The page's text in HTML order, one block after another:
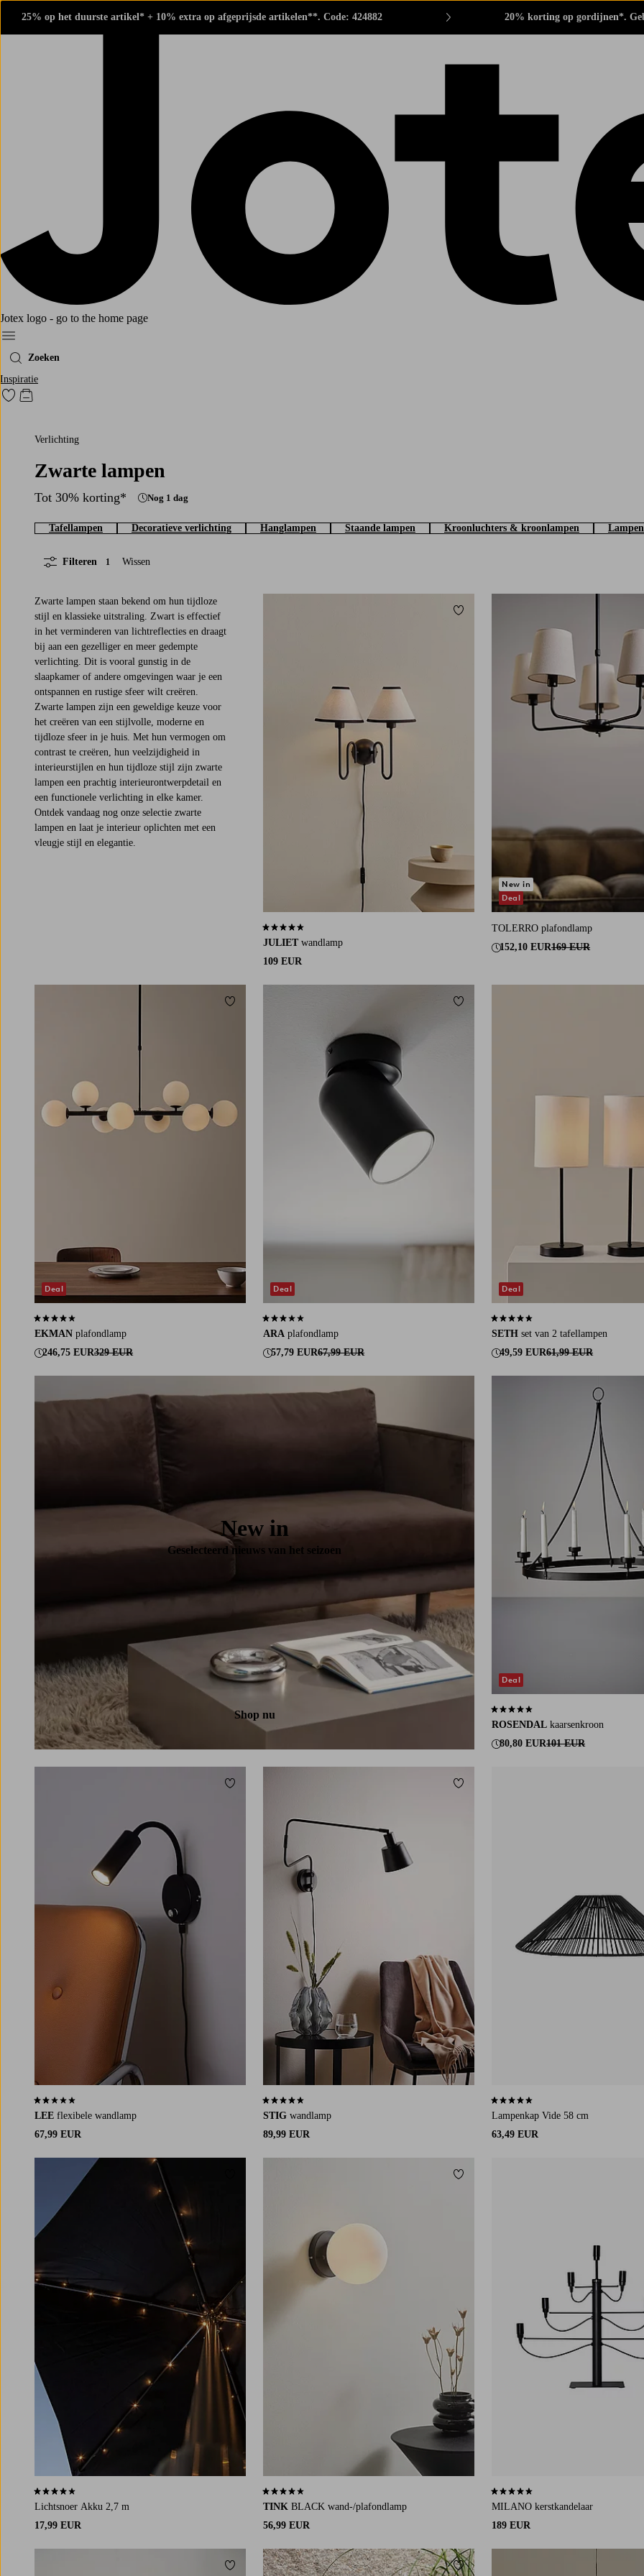
25% op het duurste artikel* + 10% extra op afgeprijsde artikelen**. Code: 424882 20% korting op gordijnen*.
Jotex logo - go to the home page
Menu
Zoeken
Inspiratie
Ga naar favoriet gemarkeerde producten
Go to checkout
Verlichting
Zwarte lampen
Tot 30% korting* Nog 1 dag
Tafellampen Decoratieve verlichting Hanglampen Staande lampen Kroonluchters & kroonlampen
Filteren 1 Wissen
Zwarte lampen staan bekend om hun tijdloze
stijl en klassieke uitstraling. Zwart is effectief
in het verminderen van lichtreflecties en draagt
bij aan een gezelliger en meer gedempte
verlichting. Dit is vooral gunstig in de
slaapkamer of andere omgevingen waar je een
ontspannen en rustige sfeer wilt creëren.
Zwarte lampen zijn een geweldige keuze voor
het creëren van een stijlvolle, moderne en
tijdloze sfeer in je huis. Met hun vermogen om
contrast te creëren, hun veelzijdigheid in
interieurstijlen en hun tijdloze stijl zijn zwarte
lampen een prachtig interieurontwerpdetail en
een functionele verlichting in elke kamer.
Ontdek vandaag nog onze selectie zwarte
lampen en laat je interieur oplichten met een
vleugje stijl en elegantie.
JULIET wandlamp
109 EUR
4,3 op basis van 14 beoordelingen
Toevoegen aan favorieten
TOLERRO plafondlamp
152,10 EUR169 EUR
New in
Deal
EKMAN plafondlamp
246,75 EUR329 EUR
4,2 op basis van 6 beoordelingen
Deal
Toevoegen aan favorieten
ARA plafondlamp
57,79 EUR67,99 EUR
3,0 op basis van 2 beoordelingen
Deal
Toevoegen aan favorieten
SETH set van 2 tafellampen
49,59 EUR61,99 EUR
4,7 op basis van 250 beoordelingen
Deal
New in
Geselecteerd nieuws van het seizoen
Shop nu
ROSENDAL kaarsenkroon
80,80 EUR101 EUR
4,3 op basis van 148 beoordelingen
Deal
LEE flexibele wandlamp
67,99 EUR
2,0 op basis van 1 beoordelingen
Toevoegen aan favorieten
STIG wandlamp
89,99 EUR
4,3 op basis van 133 beoordelingen
Toevoegen aan favorieten
Lampenkap Vide 58 cm
63,49 EUR
4,7 op basis van 3 beoordelingen
Lichtsnoer Akku 2,7 m
17,99 EUR
3,8 op basis van 11 beoordelingen
TINK BLACK wand-/plafondlamp
56,99 EUR
3,8 op basis van 5 beoordelingen
Toevoegen aan favorieten
MILANO kerstkandelaar
189 EUR
4,4 op basis van 51 beoordelingen
Toevoegen aan favorieten Toevoegen aan favorieten